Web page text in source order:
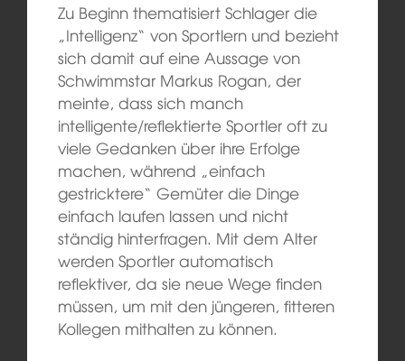
Zu Beginn thematisiert Schlager die
„Intelligenz“ von Sportlern und bezieht
sich damit auf eine Aussage von
Schwimmstar Markus Rogan, der
meinte, dass sich manch
intelligente/reflektierte Sportler oft zu
viele Gedanken über ihre Erfolge
machen, während „einfach
gestricktere“ Gemüter die Dinge
einfach laufen lassen und nicht
ständig hinterfragen. Mit dem Alter
werden Sportler automatisch
reflektiver, da sie neue Wege finden
müssen, um mit den jüngeren, fitteren
Kollegen mithalten zu können.